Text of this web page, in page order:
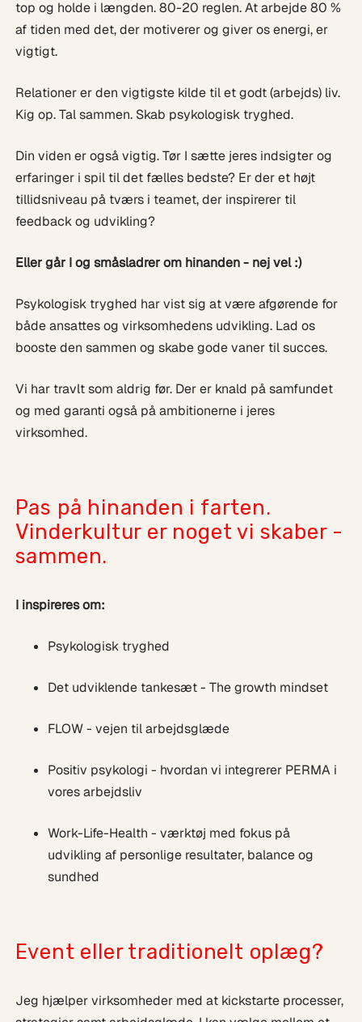
top og holde i længden. 80-20 reglen. At arbejde 80 %
af tiden med det, der motiverer og giver os energi, er
vigtigt.
Relationer er den vigtigste kilde til et godt (arbejds) liv.
Kig op. Tal sammen. Skab psykologisk tryghed.
Din viden er også vigtig. Tør I sætte jeres indsigter og
erfaringer i spil til det fælles bedste? Er der et højt
tillidsniveau på tværs i teamet, der inspirerer til
feedback og udvikling?
Eller går I og småsladrer om hinanden - nej vel :)
Psykologisk tryghed har vist sig at være afgørende for
både ansattes og virksomhedens udvikling. Lad os
booste den sammen og skabe gode vaner til succes.
Vi har travlt som aldrig før. Der er knald på samfundet
og med garanti også på ambitionerne i jeres
virksomhed.
Pas på hinanden i farten.
Vinderkultur er noget vi skaber -
sammen.
I inspireres om:
Psykologisk tryghed
Det udviklende tankesæt - The growth mindset
FLOW - vejen til arbejdsglæde
Positiv psykologi - hvordan vi integrerer PERMA i
vores arbejdsliv
Work-Life-Health - værktøj med fokus på
udvikling af personlige resultater, balance og
sundhed
Event eller traditionelt oplæg?
Jeg hjælper virksomheder med at kickstarte processer,